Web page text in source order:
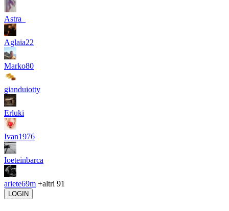
Astra_
Aglaia22
Marko80
gianduiotty
Erluki
Ivan1976
Ioeteinbarca
ariete69m +altri 91
LOGIN